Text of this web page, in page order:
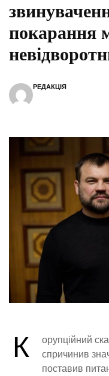
покарання
РЕДАКЦІЯ
К
орупційний
спричинив
поставив